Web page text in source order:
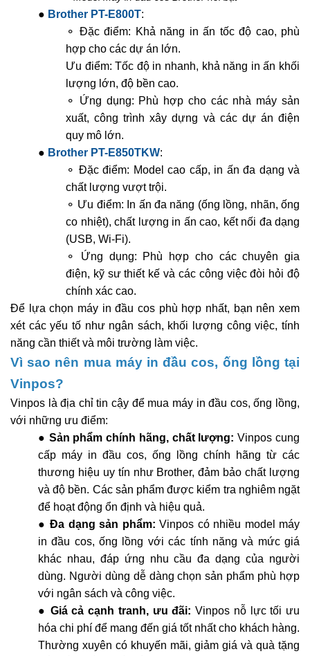
● Brother PT-E800T:
⚬ Đặc điểm: Khả năng in ấn tốc độ cao, phù
hợp cho các dự án lớn.
Ưu điểm: Tốc độ in nhanh, khả năng in ấn khối
lượng lớn, độ bền cao.
⚬ Ứng dụng: Phù hợp cho các nhà máy sản
xuất, công trình xây dựng và các dự án điện
quy mô lớn.
● Brother PT-E850TKW:
⚬ Đặc điểm: Model cao cấp, in ấn đa dạng và
chất lượng vượt trội.
⚬ Ưu điểm: In ấn đa năng (ống lồng, nhãn, ống
co nhiệt), chất lượng in ấn cao, kết nối đa dạng
(USB, Wi-Fi).
⚬ Ứng dụng: Phù hợp cho các chuyên gia
điện, kỹ sư thiết kế và các công việc đòi hỏi độ
chính xác cao.
Để lựa chọn máy in đầu cos phù hợp nhất, bạn nên xem
xét các yếu tố như ngân sách, khối lượng công việc, tính
năng cần thiết và môi trường làm việc.
Vì sao nên mua máy in đầu cos, ống lồng tại
Vinpos?
Vinpos là địa chỉ tin cậy để mua máy in đầu cos, ống lồng,
với những ưu điểm:
● Sản phẩm chính hãng, chất lượng:Vinpos cung
cấp máy in đầu cos, ống lồng chính hãng từ các
thương hiệu uy tín như Brother, đảm bảo chất lượng
và độ bền. Các sản phẩm được kiểm tra nghiêm ngặt
để hoạt động ổn định và hiệu quả.
● Đa dạng sản phẩm: Vinpos có nhiều model máy
in đầu cos, ống lồng với các tính năng và mức giá
khác nhau, đáp ứng nhu cầu đa dạng của người
dùng. Người dùng dễ dàng chọn sản phẩm phù hợp
với ngân sách và công việc.
● Giá cả cạnh tranh, ưu đãi: Vinpos nỗ lực tối ưu
hóa chi phí để mang đến giá tốt nhất cho khách hàng.
Thường xuyên có khuyến mãi, giảm giá và quà tặng